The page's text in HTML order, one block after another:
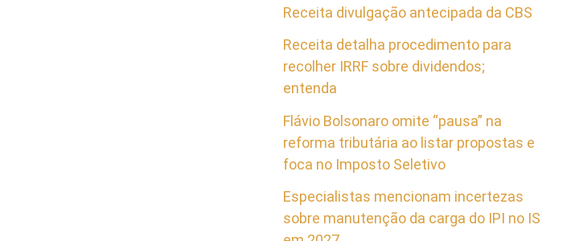
Receita divulgação antecipada da CBS
Receita detalha procedimento para
recolher IRRF sobre dividendos;
entenda
Flávio Bolsonaro omite “pausa” na
reforma tributária ao listar propostas e
foca no Imposto Seletivo
Especialistas mencionam incertezas
sobre manutenção da carga do IPI no IS